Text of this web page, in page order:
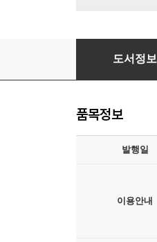
별들이 흩어질 때
도서정보
품목정보
발행일
이용안내